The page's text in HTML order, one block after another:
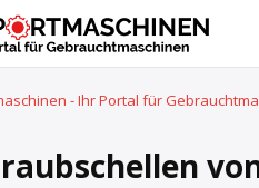
- Ihr Portal für